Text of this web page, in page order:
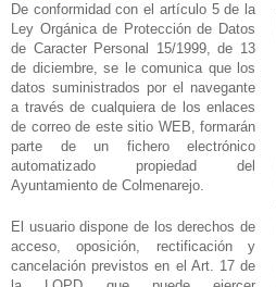
De conformidad con el artículo 5 de la
Ley Orgánica de Protección de Datos
de Caracter Personal 15/1999, de 13
de diciembre, se le comunica que los
datos suministrados por el navegante
a través de cualquiera de los enlaces
de correo de este sitio WEB, formarán
parte de un fichero electrónico
automatizado propiedad del
Ayuntamiento de Colmenarejo.
El usuario dispone de los derechos de
acceso, oposición, rectificación y
cancelación previstos en el Art. 17 de